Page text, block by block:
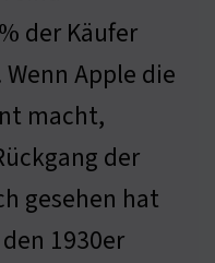
der Käufer
Apple die
macht,
der
gesehen hat
1930er